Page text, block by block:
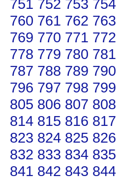
751 752 753 754
760 761 762 763
769 770 771 772
778 779 780 781
787 788 789 790
796 797 798 799
805 806 807 808
814 815 816 817
823 824 825 826
832 833 834 835
841 842 843 844